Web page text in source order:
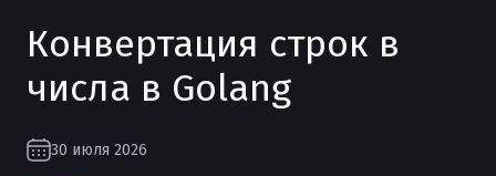
Конвертация строк в
числа в Golang
30 июля 2026